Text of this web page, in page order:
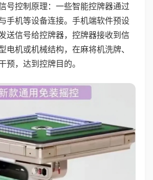
号控制原理：一些智能控牌器通过
手机等设备连接。手机端软件预设
送信号给控牌器，控牌器接收到信
电机或机械结构，在麻将机洗牌、
预，达到控牌目的。